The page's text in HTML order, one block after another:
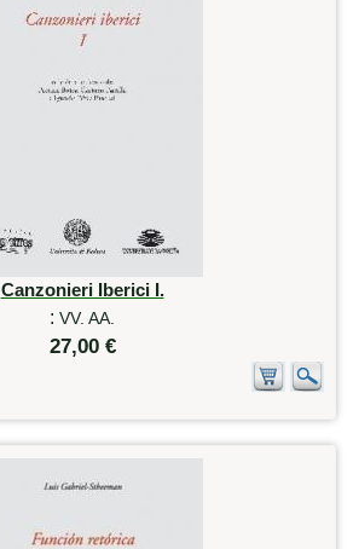
Canzonieri Iberici I.
: VV. AA.
27,00 €